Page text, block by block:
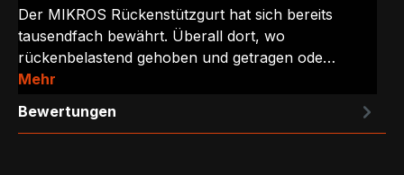
Der MIKROS Rückenstützgurt hat sich bereits
tausendfach bewährt. Überall dort, wo
rückenbelastend gehoben und getragen ode…
Mehr
Bewertungen